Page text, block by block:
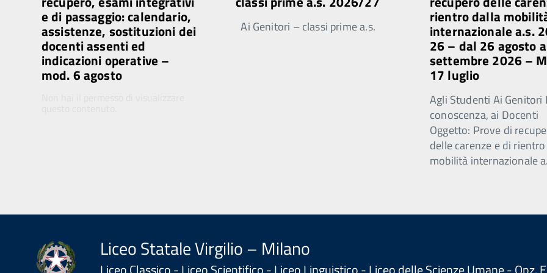
e di passaggio: calendario,
assistenze, sostituzioni dei
docenti assenti ed
indicazioni operative –
mod. 6 agosto
Ai Genitori – classi prime a.s.
rientro dalla
internazionale a.s.
26 – dal 26 agosto
settembre 2026 –
17 luglio
Agli Studenti Ai Genitori
conoscenza, ai Docenti
Oggetto: Prove di
delle carenze e di
mobilità internazionale
Liceo Statale Virgilio – Milano